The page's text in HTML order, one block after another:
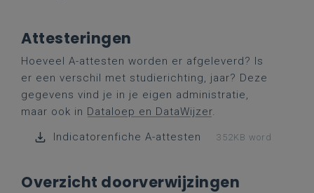
Attesteringen
Hoeveel A-attesten worden er afgeleverd? Is
er een verschil met studierichting, jaar? Deze
gegevens vind je in je eigen administratie,
maar ook in Dataloep en DataWijzer.
Indicatorenfiche A-attesten
352KB word
Overzicht doorverwijzingen